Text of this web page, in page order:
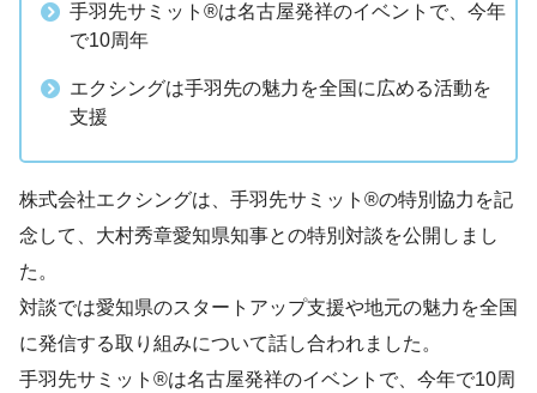
手羽先サミット®は名古屋発祥のイベントで、今年
で10周年
エクシングは手羽先の魅力を全国に広める活動を
支援
株式会社エクシングは、手羽先サミット®の特別協力を記
念して、大村秀章愛知県知事との特別対談を公開しまし
た。
対談では愛知県のスタートアップ支援や地元の魅力を全国
に発信する取り組みについて話し合われました。
手羽先サミット®は名古屋発祥のイベントで、今年で10周